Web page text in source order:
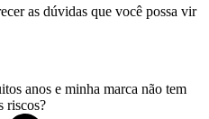
as dúvidas que você possa vir
anos e minha marca não tem
riscos?